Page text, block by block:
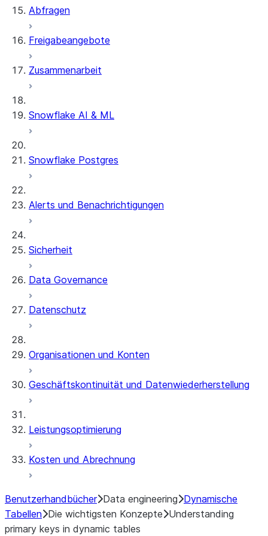
Abfragen
Freigabeangebote
Zusammenarbeit
Snowflake AI & ML
Snowflake Postgres
Alerts und Benachrichtigungen
Sicherheit
Data Governance
Datenschutz
Organisationen und Konten
Geschäftskontinuität und Datenwiederherstellung
Leistungsoptimierung
Kosten und Abrechnung
Benutzerhandbücher Data engineering Dynamische
Tabellen Die wichtigsten Konzepte Understanding
primary keys in dynamic tables